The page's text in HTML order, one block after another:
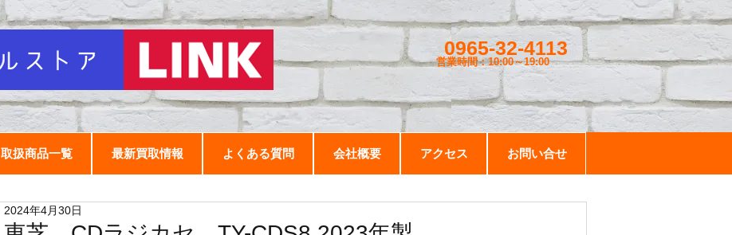
0965-32-4113
営業時間：10:00～19:00
取扱商品一覧 最新買取情報 よくある質問 会社概要 アクセス お問い合せ
2024年4月30日